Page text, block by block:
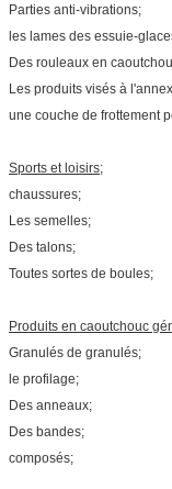
Parties anti-vibrations;
les lames des essuie-
Des rouleaux en
Les produits visés à
une couche de frottement
Sports et loisirs;
chaussures;
Les semelles;
Des talons;
Toutes sortes de boules;
Produits en caoutchouc
Granulés de granulés;
le profilage;
Des anneaux;
Des bandes;
composés;